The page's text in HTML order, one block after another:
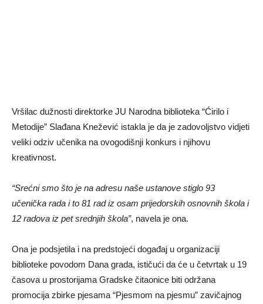
Vršilac dužnosti direktorke JU Narodna biblioteka “Ćirilo i
Metodije” Slađana Knežević istakla je da je zadovoljstvo vidjeti
veliki odziv učenika na ovogodišnji konkurs i njihovu
kreativnost.
“Srećni smo što je na adresu naše ustanove stiglo 93
učenička rada i to 81 rad iz osam prijedorskih osnovnih škola i
12 radova iz pet srednjih škola”, navela je ona.
Ona je podsjetila i na predstojeći događaj u organizaciji
biblioteke povodom Dana grada, ističući da će u četvrtak u 19
časova u prostorijama Gradske čitaonice biti održana
promocija zbirke pjesama “Pjesmom na pjesmu” zavičajnog